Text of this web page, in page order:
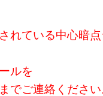
ている中心暗点
ルを
でご連絡ください